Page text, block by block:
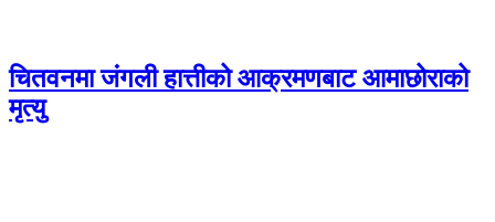
चितवनमा जंगली हात्तीको आक्रमणबाट आमाछोराको
मृत्यु